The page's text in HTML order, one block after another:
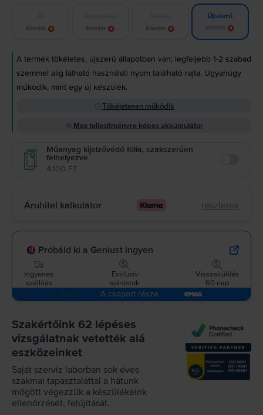
Értesítés Értesítés Értesítés
Újszerű
Értesítés
A termék tökéletes, újszerű állapotban van; legfeljebb 1-2 szabad
szemmel alig látható használati nyom található rajta. Ugyanúgy
működik, mint egy új készülék.
Tökéletesen működik
Max teljesítményre képes akkumulátor
Műanyag kijelzővédő fólia, szakszerűen
felhelyezve
4.100 FT
Áruhitel kalkulátor részletek
Próbáld ki a Geniust ingyen
Ingyenes
szállítás
Exkluzív
ajánlatok
Visszaküldés
60 nap
A csoport része
Szakértőink 62 lépéses
vizsgálatnak vetették alá
eszközeinket
Saját szerviz laborban sok éves
szakmai tapasztalattal a hátunk
mögött végezzük a készülékeink
ellenőrzését, felújítását.